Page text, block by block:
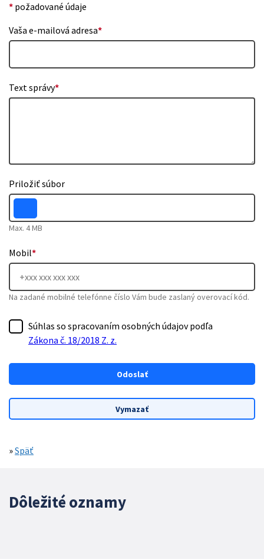
* požadované údaje
Vaša e-mailová adresa*
Text správy*
Priložiť súbor
Max. 4 MB
Mobil*
Na zadané mobilné telefónne číslo Vám bude zaslaný overovací kód.
Súhlas so spracovaním osobných údajov podľa
Zákona č. 18/2018 Z. z.
»Späť
Dôležité oznamy